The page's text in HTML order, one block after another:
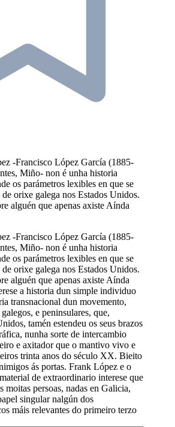
-Francisco López García (1885-
Miño- non é unha historia
os parámetros lexibles en que se
orixe galega nos Estados Unidos.
alguén que apenas axiste Aínda
-Francisco López García (1885-
Miño- non é unha historia
os parámetros lexibles en que se
orixe galega nos Estados Unidos.
alguén que apenas axiste Aínda
a historia dun simple individuo
transnacional dun movemento,
e peninsulares, que,
tamén estendeu os seus brazos
nunha sorte de intercambio
e axitador que o mantivo vivo e
trinta anos do século XX. Bieito
ás portas. Frank López e o
de extraordinario interese que
moitas persoas, nadas en Galicia,
singular nalgún dos
máis relevantes do primeiro terzo